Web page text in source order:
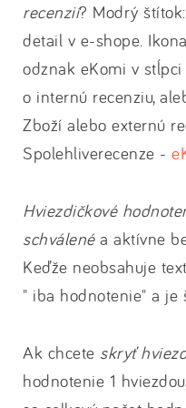
recenzií? Modrý
detail v e-shope.
odznak eKomi v
o internú recenziu,
Zboží alebo externú
Spolehliverecenze -
Hviezdičkové
schválenéa aktívne
Keďže neobsahuje
" iba hodnotenie" a je
Ak chcete skryť
hodnotenie 1